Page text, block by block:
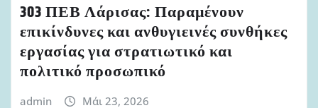
303 ΠΕΒ Λάρισας: Παραμένουν
επικίνδυνες και ανθυγιεινές συνθήκες
εργασίας για στρατιωτικό και
πολιτικό προσωπικό
admin Μάι 23, 2026